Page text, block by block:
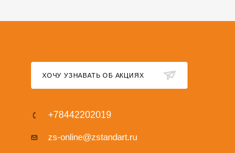
ХОЧУ УЗНАВАТЬ ОБ АКЦИЯХ
+78442202019
zs-online@zstandart.ru